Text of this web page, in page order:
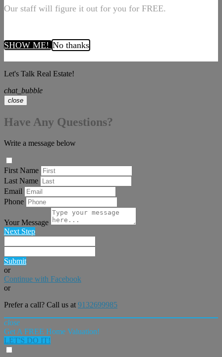
Our staff will figure it out for you for FREE.
SHOW ME!No thanks
Let's Talk Real Estate!
chat_bubble
close
Have Any Questions?
Write a message below
First Name
Last Name
Email
Phone
Your Message
Next Step
Submit
or
Continue with Facebook
or
Prefer a call? Call us at 9132699985
close
Get A FREE Home Valuation!
LET'S DO IT!